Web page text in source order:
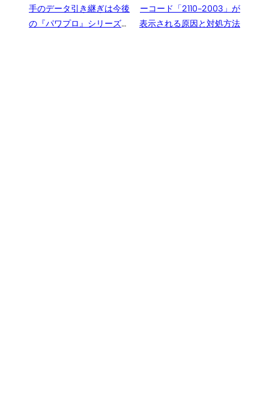
手のデータ引き継ぎは今後
の『パワプロ』シリーズで
ーコード「2110-2003」が
表示される原因と対処方法